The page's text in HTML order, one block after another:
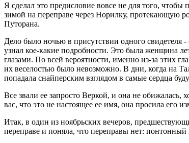
Я сделал это предисловие вовсе не для того,
зимой на переправе через Норилку, протекающую
Путорана.
Дело было ночью в присутствии одного свидетеля
узнал кое-какие подробности. Это была женщина
глазами. По всей вероятности, именно из-за этих
их веселостью было невозможно. В дни, когда на
попадала снайперским взглядом в самые сердца
Все звали ее запросто Веркой, и она не
вас, что это не настоящее ее имя, она просила его
Итак, в один из ноябрьских вечеров,
переправе и поняла, что переправы нет: